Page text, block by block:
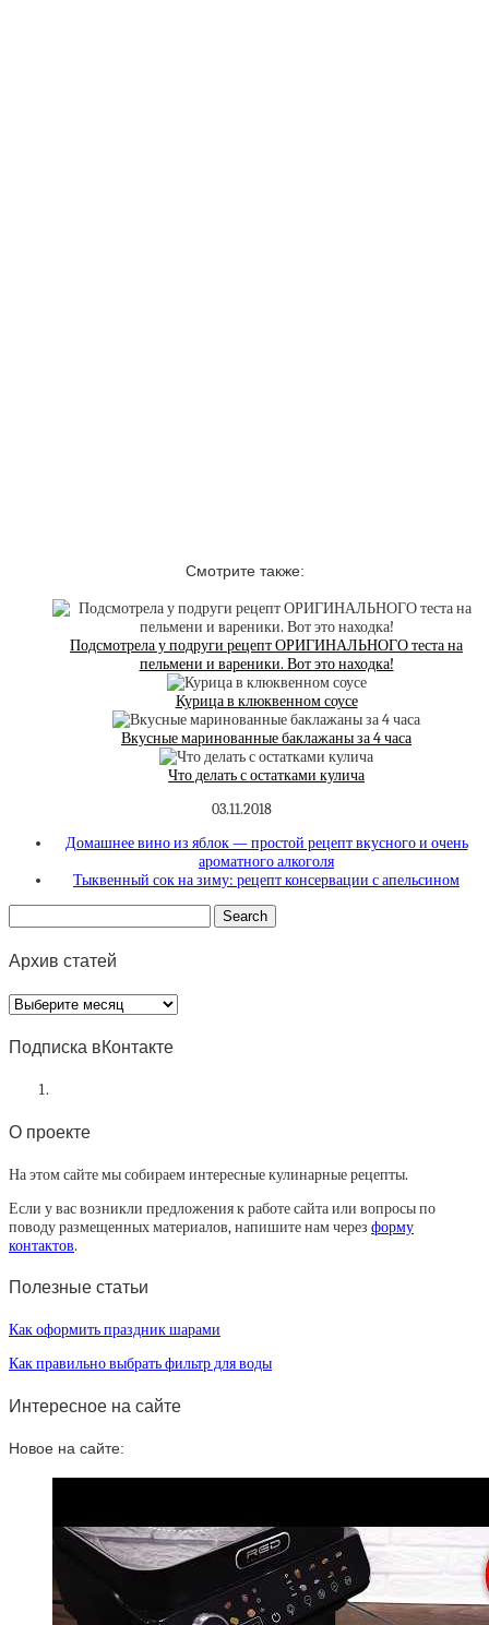
Смотрите также:
Подсмотрела у подруги рецепт ОРИГИНАЛЬНОГО теста на
пельмени и вареники. Вот это находка!
Курица в клюквенном соусе
Вкусные маринованные баклажаны за 4 часа
Что делать с остатками кулича
03.11.2018
Домашнее вино из яблок — простой рецепт вкусного и очень
ароматного алкоголя
Тыквенный сок на зиму: рецепт консервации с апельсином
Архив статей
Архив
статей
Подписка вКонтакте
О проекте
На этом сайте мы собираем интересные кулинарные рецепты.
Если у вас возникли предложения к работе сайта или вопросы по
поводу размещенных материалов, напишите нам через форму
контактов.
Полезные статьи
Как оформить праздник шарами
Как правильно выбрать фильтр для воды
Интересное на сайте
Новое на сайте: